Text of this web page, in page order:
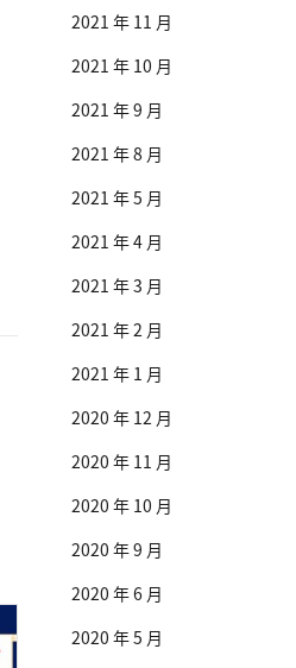
2021 年 11 月
2021 年 10 月
2021 年 9 月
2021 年 8 月
2021 年 5 月
2021 年 4 月
2021 年 3 月
2021 年 2 月
2021 年 1 月
2020 年 12 月
2020 年 11 月
2020 年 10 月
2020 年 9 月
2020 年 6 月
2020 年 5 月